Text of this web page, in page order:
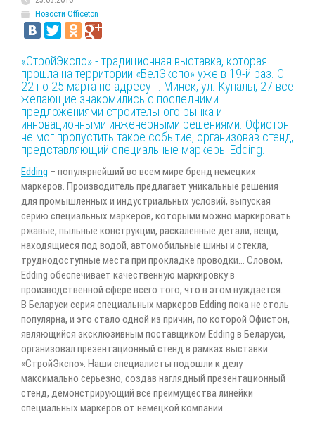
Новости Officeton
«СтройЭкспо» - традиционная выставка, которая
прошла на территории «БелЭкспо» уже в 19-й раз. С
22 по 25 марта по адресу г. Минск, ул. Купалы, 27 все
желающие знакомились с последними
предложениями строительного рынка и
инновационными инженерными решениями. Офистон
не мог пропустить такое событие, организовав стенд,
представляющий специальные маркеры Edding
Edding – популярнейший во всем мире бренд немецких
маркеров. Производитель предлагает уникальные решения
для промышленных и индустриальных условий, выпуская
серию специальных маркеров, которыми можно маркировать
ржавые, пыльные конструкции, раскаленные детали, вещи,
находящиеся под водой, автомобильные шины и стекла,
труднодоступные места при прокладке проводки… Словом,
Edding обеспечивает качественную маркировку в
производственной сфере всего того, что в этом нуждается.
В Беларуси серия специальных маркеров Edding пока не столь
популярна, и это стало одной из причин, по которой Офистон,
являющийся эксклюзивным поставщиком Edding в Беларуси,
организовал презентационный стенд в рамках выставки
«СтройЭкспо». Наши специалисты подошли к делу
максимально серьезно, создав наглядный презентационный
стенд, демонстрирующий все преимущества линейки
специальных маркеров от немецкой компании.